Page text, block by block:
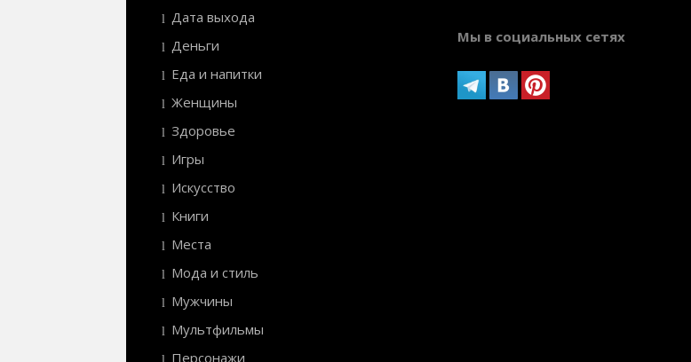
Дата выхода
Деньги
Еда и напитки
Женщины
Здоровье
Игры
Искусство
Книги
Места
Мода и стиль
Мужчины
Мультфильмы
Персонажи
Мы в социальных сетях